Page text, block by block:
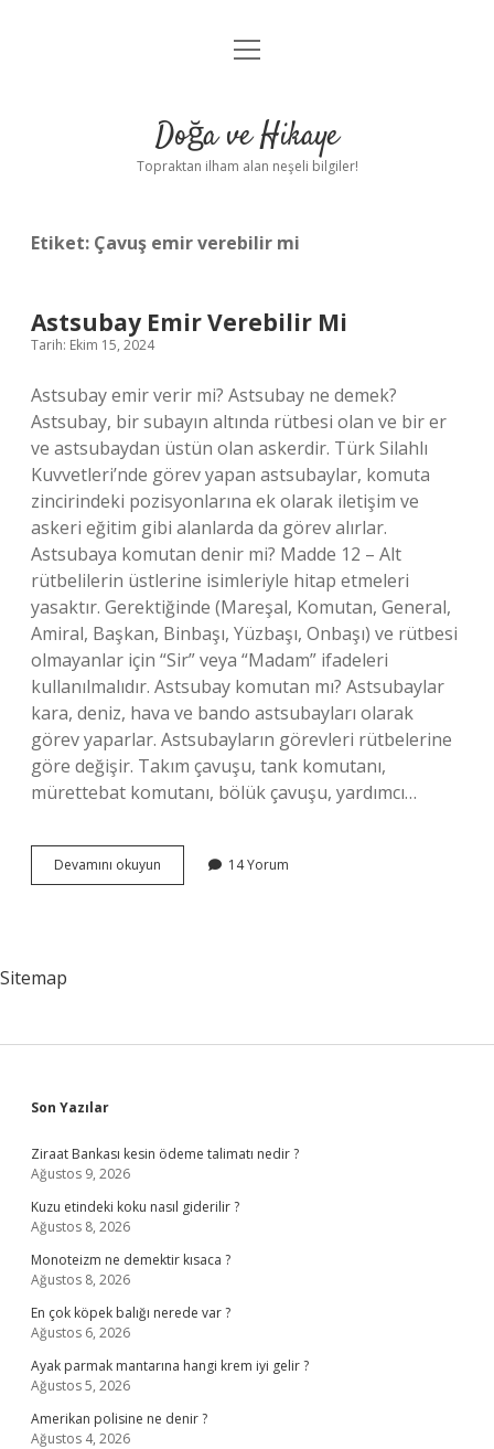
Anasayfa
Yasal Uyarı
menüyü
Doğa ve Hikaye
Topraktan ilham alan neşeli bilgiler!
Etiket: Çavuş emir verebilir mi
Astsubay Emir Verebilir Mi
Tarih: Ekim 15, 2024
Astsubay emir verir mi? Astsubay ne demek?
Astsubay, bir subayın altında rütbesi olan ve bir er
ve astsubaydan üstün olan askerdir. Türk Silahlı
Kuvvetleri’nde görev yapan astsubaylar, komuta
zincirindeki pozisyonlarına ek olarak iletişim ve
askeri eğitim gibi alanlarda da görev alırlar.
Astsubaya komutan denir mi? Madde 12 – Alt
rütbelilerin üstlerine isimleriyle hitap etmeleri
yasaktır. Gerektiğinde (Mareşal, Komutan, General,
Amiral, Başkan, Binbaşı, Yüzbaşı, Onbaşı) ve rütbesi
olmayanlar için “Sir” veya “Madam” ifadeleri
kullanılmalıdır. Astsubay komutan mı? Astsubaylar
kara, deniz, hava ve bando astsubayları olarak
görev yaparlar. Astsubayların görevleri rütbelerine
göre değişir. Takım çavuşu, tank komutanı,
mürettebat komutanı, bölük çavuşu, yardımcı…
Devamını okuyun Astsubay
Emir
14 Yorum
Sitemap
Sidebar
Son Yazılar
Ziraat Bankası kesin ödeme talimatı nedir ?
Ağustos 9, 2026
Kuzu etindeki koku nasıl giderilir ?
Ağustos 8, 2026
Monoteizm ne demektir kısaca ?
Ağustos 8, 2026
En çok köpek balığı nerede var ?
Ağustos 6, 2026
Ayak parmak mantarına hangi krem iyi gelir ?
Ağustos 5, 2026
Amerikan polisine ne denir ?
Ağustos 4, 2026